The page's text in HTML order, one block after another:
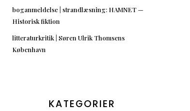
boganmeldelse | strandlæsning: HAMNET —
Historisk fiktion
litteraturkritik | Søren Ulrik Thomsens
København
KATEGORIER